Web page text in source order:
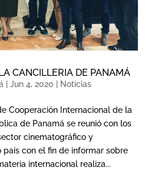
CANCILLERIA DE PANAMÁ
| Jun 4, 2020 Noticias
Cooperación Internacional de la
de Panamá se reunió con los
cinematográfico y
país con el fin de informar sobre
internacional realiza...